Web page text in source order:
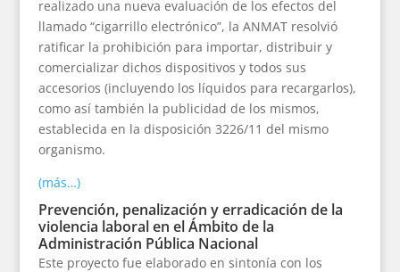
realizado una nueva evaluación de los efectos del
llamado “cigarrillo electrónico”, la ANMAT resolvió
ratificar la prohibición para importar, distribuir y
comercializar dichos dispositivos y todos sus
accesorios (incluyendo los líquidos para recargarlos),
como así también la publicidad de los mismos,
establecida en la disposición 3226/11 del mismo
organismo.
(más…)
Prevención, penalización y erradicación de la
violencia laboral en el Ámbito de la
Administración Pública Nacional
Este proyecto fue elaborado en sintonía con los